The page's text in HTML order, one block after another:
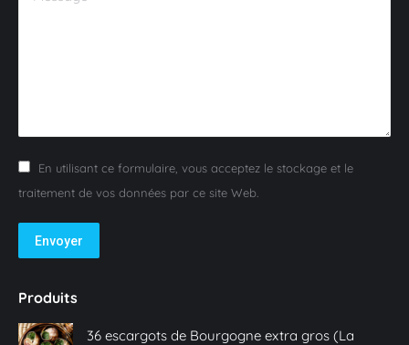
En utilisant ce formulaire, vous acceptez le stockage et le
traitement de vos données par ce site Web.
Envoyer
Produits
36 escargots de Bourgogne extra gros (La